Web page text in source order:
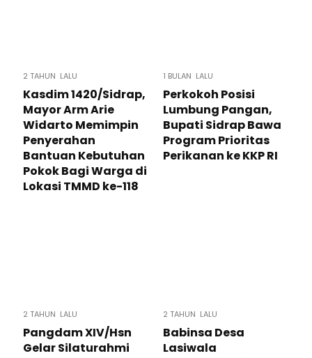
2 TAHUN LALU
Kasdim 1420/Sidrap,
Mayor Arm Arie
Widarto Memimpin
Penyerahan
Bantuan Kebutuhan
Pokok Bagi Warga di
Lokasi TMMD ke-118
1 BULAN LALU
Perkokoh Posisi
Lumbung Pangan,
Bupati Sidrap Bawa
Program Prioritas
Perikanan ke KKP RI
2 TAHUN LALU
Pangdam XIV/Hsn
Gelar Silaturahmi
2 TAHUN LALU
Babinsa Desa
Lasiwala